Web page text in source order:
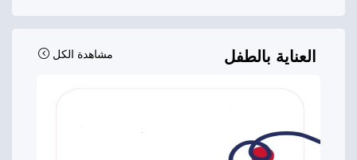
العناية بالطفل مشاهدة الكل